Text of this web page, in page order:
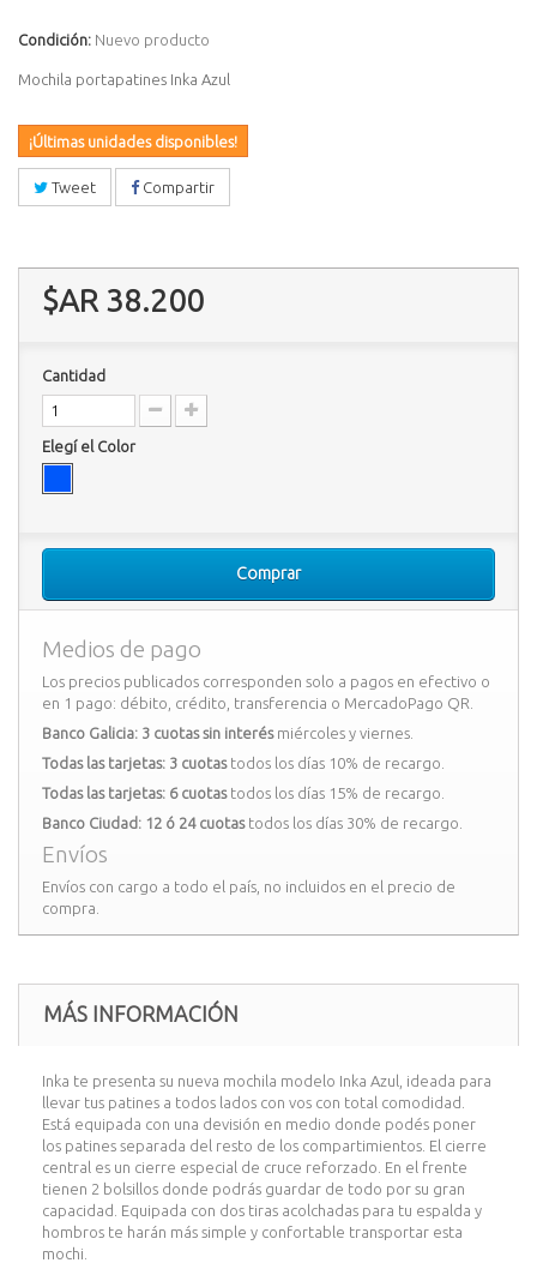
Condición: Nuevo producto
Mochila portapatines Inka Azul
¡Últimas unidades disponibles!
Tweet Compartir
$AR 38.200
Cantidad
Elegí el Color
Comprar
Medios de pago
Los precios publicados corresponden solo a pagos en efectivo o
en 1 pago: débito, crédito, transferencia o MercadoPago QR.
Banco Galicia: 3 cuotas sin interésmiércoles y viernes.
Todas las tarjetas: 3 cuotastodos los días 10% de recargo.
Todas las tarjetas: 6 cuotastodos los días 15% de recargo.
Banco Ciudad: 12 ó 24 cuotastodos los días 30% de recargo.
Envíos
Envíos con cargo a todo el país, no incluidos en el precio de
compra.
MÁS INFORMACIÓN
Inka te presenta su nueva mochila modelo Inka Azul, ideada para
llevar tus patines a todos lados con vos con total comodidad.
Está equipada con una devisión en medio donde podés poner
los patines separada del resto de los compartimientos. El cierre
central es un cierre especial de cruce reforzado. En el frente
tienen 2 bolsillos donde podrás guardar de todo por su gran
capacidad. Equipada con dos tiras acolchadas para tu espalda y
hombros te harán más simple y confortable transportar esta
mochi.